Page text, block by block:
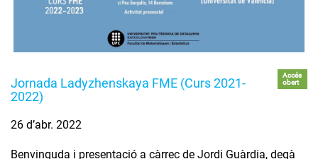
Jornada Ladyzhenskaya FME (Curs 2021-
2022)
Accés
obert
26 d’abr. 2022
Benvinguda i presentació a càrrec de Jordi Guàrdia, degà